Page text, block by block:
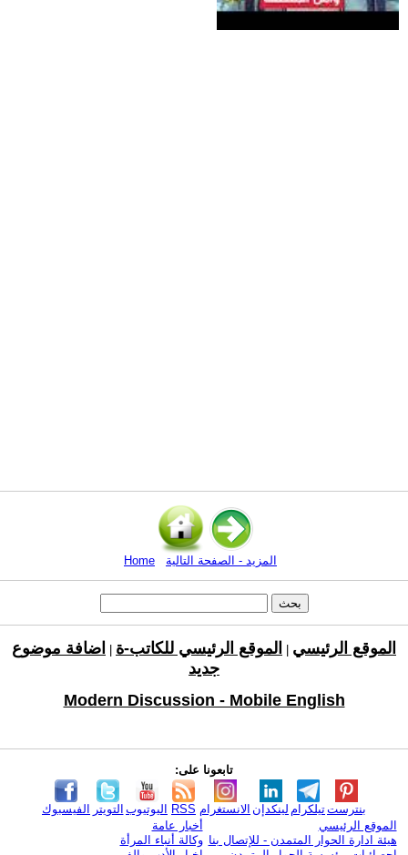
Home المزيد - الصفحة التالية
الموقع الرئيسي الموقع الرئيسي للكاتب-ة
اضافة موضوع
جديد
Modern Discussion - Mobile English
تابعونا على:
الفيسبوك التويتر اليوتيوب RSS الانستغرام لينكدإن تيلكرامبنترست
الموقع الرئيسي
هيئة ادارة الحوار المتمدن - للإتصال بنا
أخبار عامة
وكالة أنباء المرأة